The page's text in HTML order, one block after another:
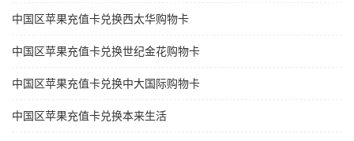
中国区苹果充值卡兑换西太华购物卡
中国区苹果充值卡兑换世纪金花购物卡
中国区苹果充值卡兑换中大国际购物卡
中国区苹果充值卡兑换本来生活